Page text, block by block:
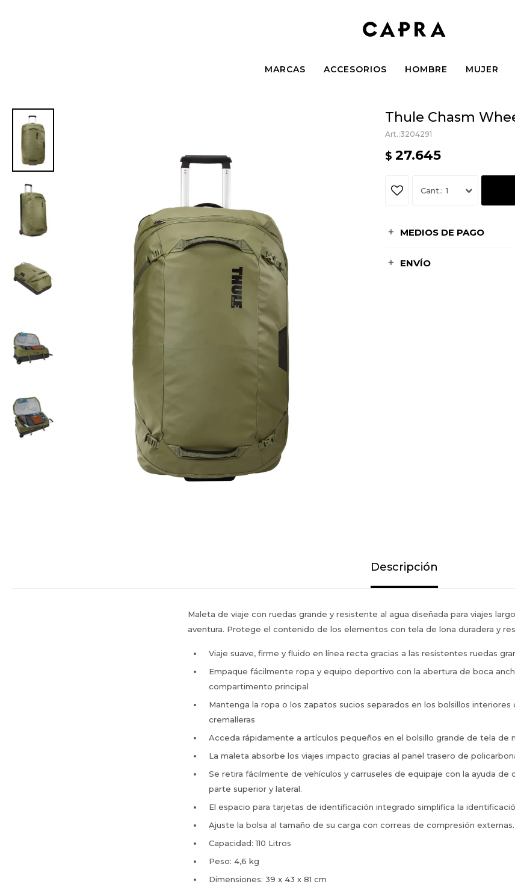
MARCAS ACCESORIOS HOMBRE MUJER
Thule Chasm
3204291
$ 27.645
1
MEDIOS DE PAGO
ENVÍO
Descripción
Maleta de viaje con ruedas grande y resistente al agua diseñada para viajes
aventura. Protege el contenido de los elementos con tela de lona duradera y
Viaje suave, firme y fluido en línea recta gracias a las resistentes ruedas
Empaque fácilmente ropa y equipo deportivo con la abertura de boca
compartimento principal
Mantenga la ropa o los zapatos sucios separados en los bolsillos
cremalleras
Acceda rápidamente a artículos pequeños en el bolsillo grande de tela de
La maleta absorbe los viajes impacto gracias al panel trasero de
Se retira fácilmente de vehículos y carruseles de equipaje con la ayuda de
parte superior y lateral.
El espacio para tarjetas de identificación integrado simplifica la
Ajuste la bolsa al tamaño de su carga con correas de compresión externas.
Capacidad: 110 Litros
Peso: 4,6 kg
Dimensiones: 39 x 43 x 81 cm